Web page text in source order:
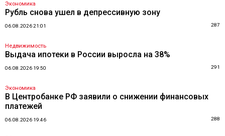
Экономика
Рубль снова ушел в депрессивную зону
06.08.2026 21:01 287
Недвижимость
Выдача ипотеки в России выросла на 38%
06.08.2026 19:50 291
Экономика
В Центробанке РФ заявили о снижении финансовых
платежей
06.08.2026 19:46 288